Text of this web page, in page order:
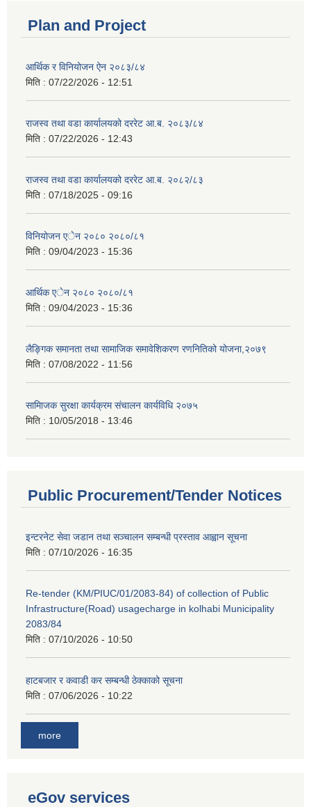
Plan and Project
आर्थिक र विनियोजन ऐन २०८३/८४
मिति : 07/22/2026 - 12:51
राजस्व तथा वडा कार्यालयको दररेट आ.ब. २०८३/८४
मिति : 07/22/2026 - 12:43
राजस्व तथा वडा कार्यालयको दररेट आ.ब. २०८२/८३
मिति : 07/18/2025 - 09:16
विनियोजन एेन २०८० २०८०/८१
मिति : 09/04/2023 - 15:36
आर्थिक एेन २०८० २०८०/८१
मिति : 09/04/2023 - 15:36
लैङ्गिक समानता तथा सामाजिक समावेशिकरण रणनितिको योजना,२०७९
मिति : 07/08/2022 - 11:56
सामािजक सुरक्षा कार्यक्रम संचालन कार्यविधि २०७५
मिति : 10/05/2018 - 13:46
Public Procurement/Tender Notices
इन्टरनेट सेवा जडान तथा सञ्चालन सम्बन्धी प्रस्ताव आह्वान सूचना
मिति : 07/10/2026 - 16:35
Re-tender (KM/PIUC/01/2083-84) of collection of Public
Infrastructure(Road) usagecharge in kolhabi Municipality
2083/84
मिति : 07/10/2026 - 10:50
हाटबजार र कवाडी कर सम्बन्धी ठेक्काको सूचना
मिति : 07/06/2026 - 10:22
more
eGov services